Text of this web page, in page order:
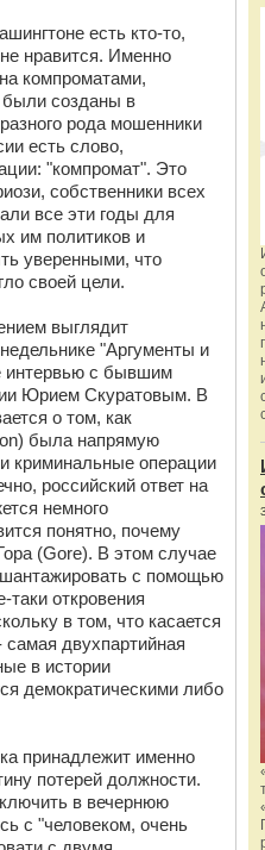
есть кто-то,
нравится. Именно
компроматами,
были созданы в
рода мошенники
есть слово,
"компромат". Это
собственники всех
все эти годы для
им политиков и
уверенными, что
своей цели.
выглядит
"Аргументы и
интервью с бывшим
Юрием Скуратовым. В
о том, как
была напрямую
криминальные операции
российский ответ на
немного
понятно, почему
(Gore). В этом случае
с помощью
таки откровения
в том, что касается
двухпартийная
в истории
демократическими либо
принадлежит именно
потерей должности.
в вечернюю
с "человеком, очень